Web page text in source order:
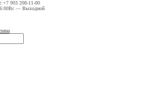
+7 903 208-11-00
Вс — Выходной